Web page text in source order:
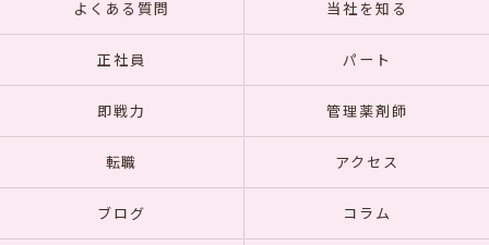
よくある質問 当社を知る
正社員 パート
即戦力 管理薬剤師
転職 アクセス
ブログ コラム